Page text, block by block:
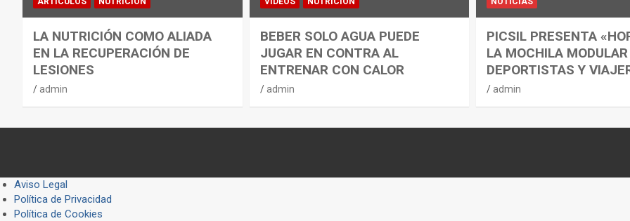
LA NUTRICIÓN COMO ALIADA
EN LA RECUPERACIÓN DE
LESIONES
admin
BEBER SOLO AGUA PUEDE
JUGAR EN CONTRA AL
ENTRENAR CON CALOR
admin
PICSIL PRESENTA
LA MOCHILA
DEPORTISTAS Y
admin
Aviso Legal
Política de Privacidad
Política de Cookies